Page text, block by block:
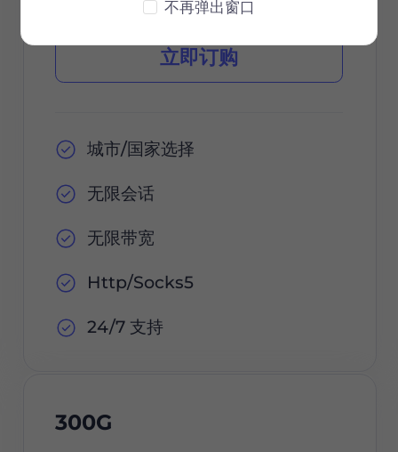
立即订购
城市/国家选择
无限会话
无限带宽
Http/Socks5
24/7 支持
300G
不再弹出窗口